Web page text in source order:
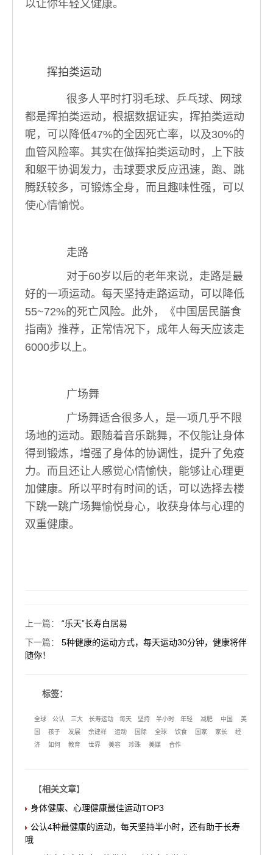
以让你年轻又健康。
挥拍类运动
很多人平时打羽毛球、乒乓球、网球
都是挥拍类运动，根据数据证实，挥拍类运动
呢，可以降低47%的全因死亡率，以及30%的
血管风险率。其实在做挥拍类运动时，上下肢
和躯干协调发力，击球要求反应迅速，跑、跳
腾跃较多，可锻炼全身，而且趣味性强，可以
使心情愉悦。
走路
对于60岁以后的老年来说，走路是最
好的一项运动。每天坚持走路运动，可以降低
55~72%的死亡风险。此外，《中国居民膳食
指南》推荐，正常情况下，成年人每天应该走
6000步以上。
广场舞
广场舞适合很多人，是一项几乎不限
场地的运动。跟随着音乐跳舞，不仅能让身体
得到锻炼，增强了身体的协调性，提升了免疫
力。而且还让人感觉心情愉快，能够让心理更
加健康。所以平时有时间的话，可以选择去楼
下跳一跳广场舞愉悦身心，收获身体与心理的
双重健康。
上一篇： “乐天”长寿白居易
下一篇： 5种健康的运动方式，每天运动30分钟，健康将伴
随你！
标签：
全球 公认 三大 长寿运动 每天 坚持 半小时 年轻 减肥 中国
美
国
孩子 发展 余建祥 运动 国际 全球 饮食 国家 家长
经
济
如何 教育 世界 美容 珍珠 美媒 合作
【相关文章】
身体健康、心理健康最佳运动TOP3
公认4种最健康的运动，每天坚持半小时，还有助于长寿
哦